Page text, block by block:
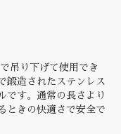
吊り下げて使用でき
鍛造されたステンレス
です。通常の長さより
ときの快適さで安全で